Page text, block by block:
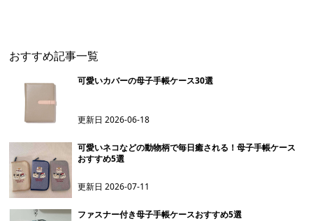
おすすめ記事一覧
可愛いカバーの母子手帳ケース30選
更新日2026-06-18
可愛いネコなどの動物柄で毎日癒される！母子手帳ケース
おすすめ5選
更新日2026-07-11
ファスナー付き母子手帳ケースおすすめ5選